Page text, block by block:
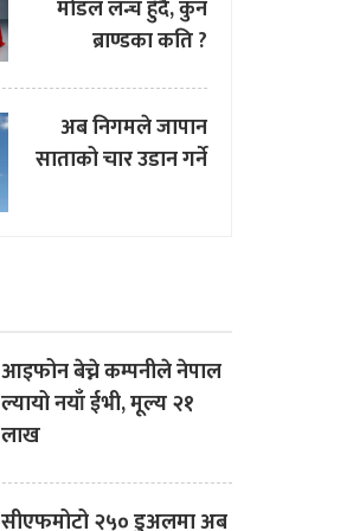
मोडल लन्च हुँदै, कुन
ब्राण्डका कति ?
अब निगमले जापान
साताको चार उडान गर्ने
आइफोन बेच्ने कम्पनीले नेपाल
ल्यायो नयाँ ईभी, मूल्य २१
लाख
सीएफमोटो २५० डुअलमा अब